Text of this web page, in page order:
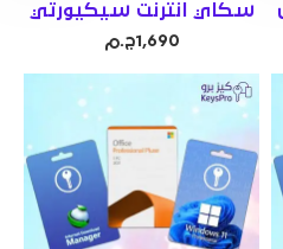
سكاي انترنت سيكيورتي
1,690ج.م